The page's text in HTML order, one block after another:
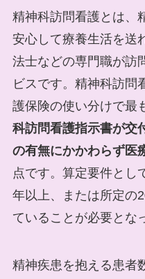
精神科訪問看護とは、
安心して療養生活を送
法士などの専門職が訪
ビスです。精神科訪問
護保険の使い分けで最
科訪問看護指示書が交
の有無にかかわらず医
点です。算定要件とし
年以上、または所定の
ていることが必要とな
精神疾患を抱える患者